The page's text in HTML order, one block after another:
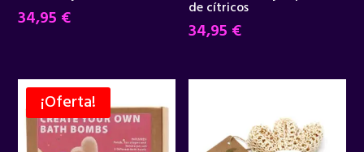
34,95 € de cítricos
34,95 €
¡Oferta!